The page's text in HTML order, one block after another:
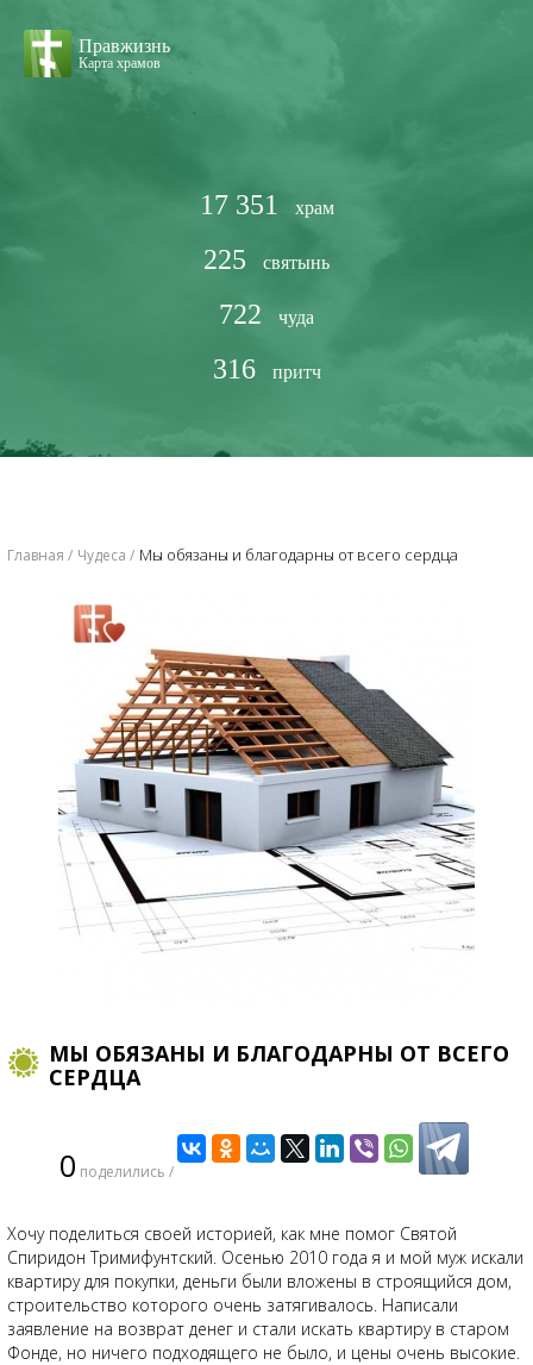
Правжизнь
Карта храмов
17 351 храм
225 святынь
722 чуда
316 притч
Главная Чудеса ​Мы обязаны и благодарны от всего сердца
​МЫ ОБЯЗАНЫ И БЛАГОДАРНЫ ОТ ВСЕГО
СЕРДЦА
0 поделились /
Хочу поделиться своей историей, как мне помог Святой
Спиридон Тримифунтский. Осенью 2010 года я и мой муж искали
квартиру для покупки, деньги были вложены в строящийся дом,
строительство которого очень затягивалось. Написали
заявление на возврат денег и стали искать квартиру в старом
Фонде, но ничего подходящего не было, и цены очень высокие.